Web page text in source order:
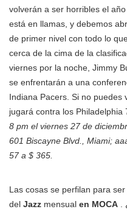
volverán a ser horribles el
está en llamas, y debemos
de primer nivel con todo lo
cerca de la cima de la
viernes por la noche, Jimmy
se enfrentarán a una
Indiana Pacers. Si no puedes
jugará contra los Philadelphia
8 pm el viernes 27 de
601 Biscayne Blvd., Miami;
57 a $ 365.
Las cosas se perfilan para
del Jazz mensual en MOCA .